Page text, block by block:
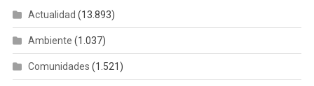
Actualidad (13.893)
Ambiente (1.037)
Comunidades (1.521)